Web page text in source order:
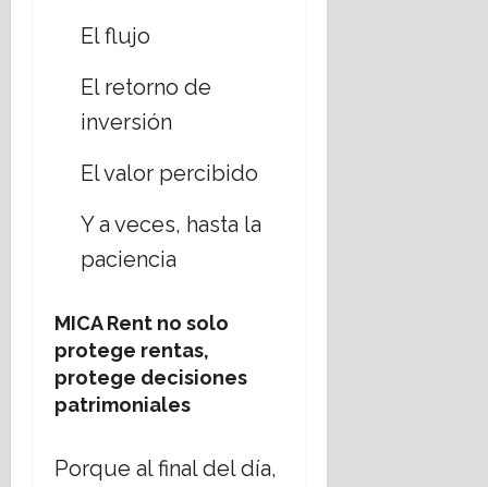
El flujo
El retorno de
inversión
El valor percibido
Y a veces, hasta la
paciencia
MICA Rent no solo
protege rentas,
protege decisiones
patrimoniales
Porque al final del día,